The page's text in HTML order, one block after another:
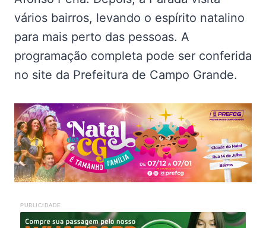
vários bairros, levando o espírito natalino
para mais perto das pessoas. A
programação completa pode ser conferida
no site da Prefeitura de Campo Grande.
PUBLICIDADE